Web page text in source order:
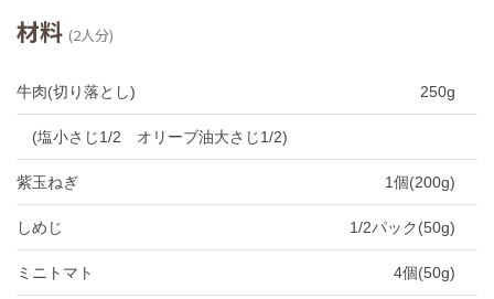
材料 (2人分)
牛肉(切り落とし) 250g
(塩小さじ1/2 オリーブ油大さじ1/2)
紫玉ねぎ 1個(200g)
しめじ 1/2パック(50g)
ミニトマト 4個(50g)